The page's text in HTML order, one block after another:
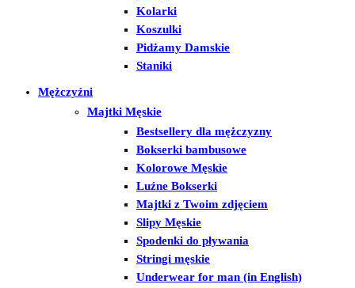
Kolarki
Koszulki
Pidżamy Damskie
Staniki
Mężczyźni
Majtki Męskie
Bestsellery dla mężczyzny
Bokserki bambusowe
Kolorowe Męskie
Luźne Bokserki
Majtki z Twoim zdjęciem
Slipy Męskie
Spodenki do pływania
Stringi męskie
Underwear for man (in English)